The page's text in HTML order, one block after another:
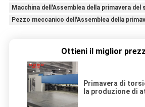
Macchina dell'Assemblea della primavera
Pezzo meccanico dell'Assemblea della
Ottieni il miglior
Primavera di
la produzione di